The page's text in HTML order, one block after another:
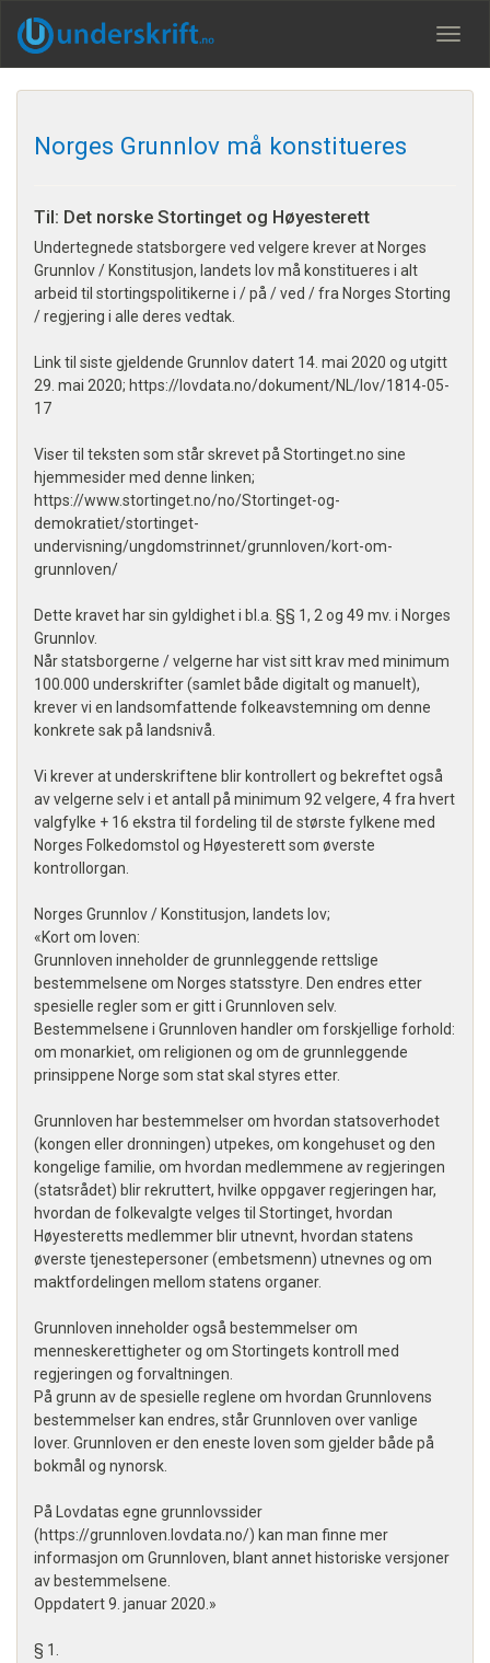
Meny
Norges Grunnlov må konstitueres
Til: Det norske Stortinget og Høyesterett
Undertegnede statsborgere ved velgere krever at Norges
Grunnlov / Konstitusjon, landets lov må konstitueres i alt
arbeid til stortingspolitikerne i / på / ved / fra Norges Storting
/ regjering i alle deres vedtak.
Link til siste gjeldende Grunnlov datert 14. mai 2020 og utgitt
29. mai 2020; https://lovdata.no/dokument/NL/lov/1814-05-
17
Viser til teksten som står skrevet på Stortinget.no sine
hjemmesider med denne linken;
https://www.stortinget.no/no/Stortinget-og-
demokratiet/stortinget-
undervisning/ungdomstrinnet/grunnloven/kort-om-
grunnloven/
Dette kravet har sin gyldighet i bl.a. §§ 1, 2 og 49 mv. i Norges
Grunnlov.
Når statsborgerne / velgerne har vist sitt krav med minimum
100.000 underskrifter (samlet både digitalt og manuelt),
krever vi en landsomfattende folkeavstemning om denne
konkrete sak på landsnivå.
Vi krever at underskriftene blir kontrollert og bekreftet også
av velgerne selv i et antall på minimum 92 velgere, 4 fra hvert
valgfylke + 16 ekstra til fordeling til de største fylkene med
Norges Folkedomstol og Høyesterett som øverste
kontrollorgan.
Norges Grunnlov / Konstitusjon, landets lov;
«Kort om loven:
Grunnloven inneholder de grunnleggende rettslige
bestemmelsene om Norges statsstyre. Den endres etter
spesielle regler som er gitt i Grunnloven selv.
Bestemmelsene i Grunnloven handler om forskjellige forhold:
om monarkiet, om religionen og om de grunnleggende
prinsippene Norge som stat skal styres etter.
Grunnloven har bestemmelser om hvordan statsoverhodet
(kongen eller dronningen) utpekes, om kongehuset og den
kongelige familie, om hvordan medlemmene av regjeringen
(statsrådet) blir rekruttert, hvilke oppgaver regjeringen har,
hvordan de folkevalgte velges til Stortinget, hvordan
Høyesteretts medlemmer blir utnevnt, hvordan statens
øverste tjenestepersoner (embetsmenn) utnevnes og om
maktfordelingen mellom statens organer.
Grunnloven inneholder også bestemmelser om
menneskerettigheter og om Stortingets kontroll med
regjeringen og forvaltningen.
På grunn av de spesielle reglene om hvordan Grunnlovens
bestemmelser kan endres, står Grunnloven over vanlige
lover. Grunnloven er den eneste loven som gjelder både på
bokmål og nynorsk.
På Lovdatas egne grunnlovssider
(https://grunnloven.lovdata.no/) kan man finne mer
informasjon om Grunnloven, blant annet historiske versjoner
av bestemmelsene.
Oppdatert 9. januar 2020.»
§ 1.